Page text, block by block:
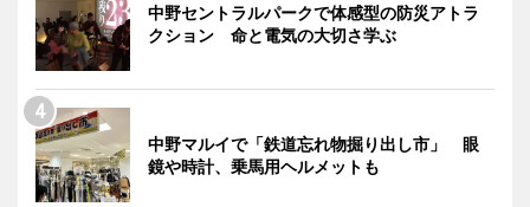
中野セントラルパークで体感型の防災アトラ
クション 命と電気の大切さ学ぶ
中野マルイで「鉄道忘れ物掘り出し市」 眼
鏡や時計、乗馬用ヘルメットも